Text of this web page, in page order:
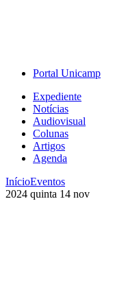
Portal Unicamp
Expediente
Notícias
Audiovisual
Colunas
Artigos
Agenda
InícioEventos
2024 quinta 14 nov